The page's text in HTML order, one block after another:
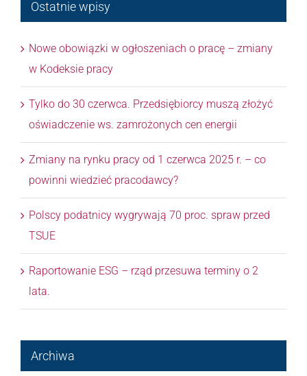
Ostatnie wpisy
Nowe obowiązki w ogłoszeniach o pracę – zmiany
w Kodeksie pracy
Tylko do 30 czerwca. Przedsiębiorcy muszą złożyć
oświadczenie ws. zamrożonych cen energii
Zmiany na rynku pracy od 1 czerwca 2025 r. – co
powinni wiedzieć pracodawcy?
Polscy podatnicy wygrywają 70 proc. spraw przed
TSUE
Raportowanie ESG – rząd przesuwa terminy o 2
lata.
Archiwa